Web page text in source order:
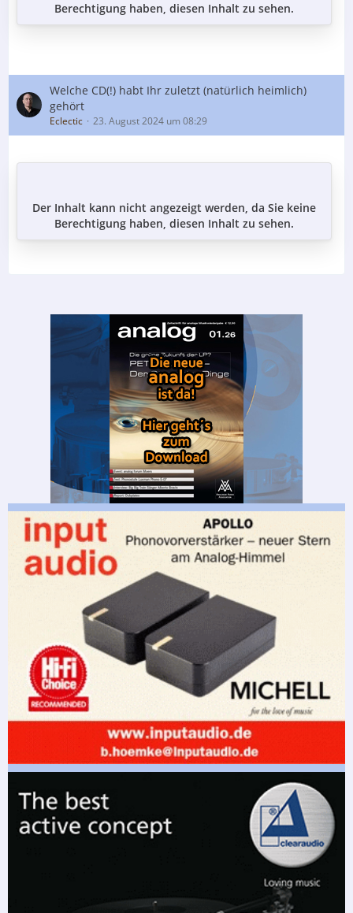
Berechtigung haben, diesen Inhalt zu sehen.
Welche CD(!) habt Ihr zuletzt (natürlich heimlich)
gehört
Eclectic 23. August 2024 um 08:29
Der Inhalt kann nicht angezeigt werden, da Sie keine
Berechtigung haben, diesen Inhalt zu sehen.